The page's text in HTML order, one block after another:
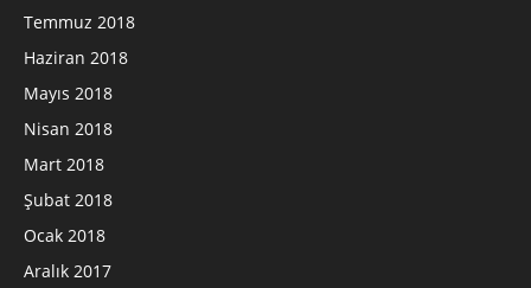
Temmuz 2018
Haziran 2018
Mayıs 2018
Nisan 2018
Mart 2018
Şubat 2018
Ocak 2018
Aralık 2017